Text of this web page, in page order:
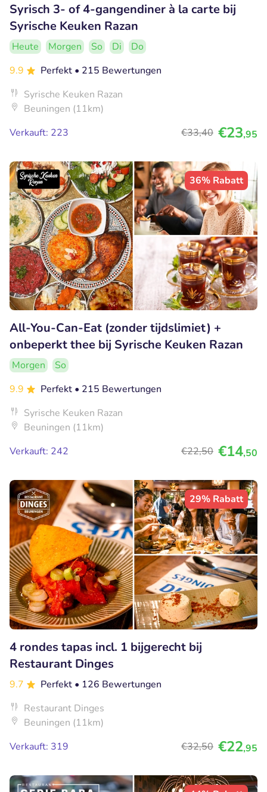
Syrisch 3- of 4-gangendiner à la carte bij
Syrische Keuken Razan
Heute Morgen So Di
Do
9.9
Perfekt • 215 Bewertungen
Syrische Keuken Razan
Beuningen (11km)
Verkauft: 223
€33,40 €23,95
36% Rabatt
All-You-Can-Eat (zonder tijdslimiet) +
onbeperkt thee bij Syrische Keuken Razan
Morgen
So
9.9
Perfekt • 215 Bewertungen
Syrische Keuken Razan
Beuningen (11km)
Verkauft: 242
€22,50 €14,50
29% Rabatt
4 rondes tapas incl. 1 bijgerecht bij
Restaurant Dinges
9.7 Perfekt • 126 Bewertungen
Restaurant Dinges
Beuningen (11km)
Verkauft: 319
€32,50 €22,95